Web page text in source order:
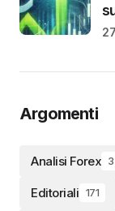
Argomenti
Analisi Forex
Editoriali 171